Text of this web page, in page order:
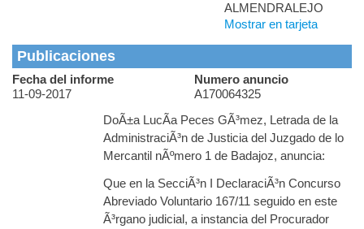
ALMENDRALEJO
Mostrar en tarjeta
Publicaciones
Fecha del informe
Numero anuncio
11-09-2017
A170064325
DoÃ±a LucÃ­a Peces GÃ³mez, Letrada de la
AdministraciÃ³n de Justicia del Juzgado de lo
Mercantil nÃºmero 1 de Badajoz, anuncia:
Que en la SecciÃ³n I DeclaraciÃ³n Concurso
Abreviado Voluntario 167/11 seguido en este
Ã³rgano judicial, a instancia del Procurador